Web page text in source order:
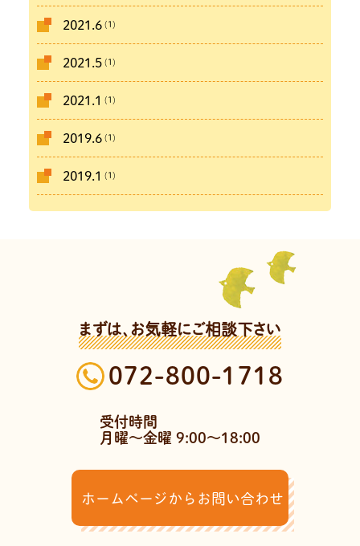
2021.6(1)
2021.5(1)
2021.1 (1)
2019.6(1)
2019.1 (1)
まずは、お気軽にご相談下さい
072-800-1718
受付時間
月曜～金曜 9:00～18:00
ホームページからお問い合わせ